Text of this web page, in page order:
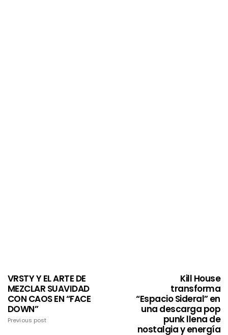
VRSTY Y EL ARTE DE
MEZCLAR SUAVIDAD
CON CAOS EN “FACE
DOWN”
Previous post
Kill House
transforma
“Espacio Sideral” en
una descarga pop
punk llena de
nostalgia y energía